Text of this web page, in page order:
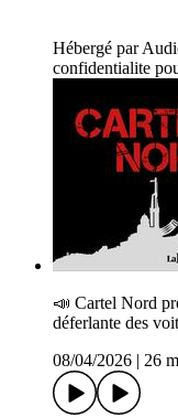
Hébergé par
confidentialite
📣 Cartel Nord
déferlante des
08/04/2026
26